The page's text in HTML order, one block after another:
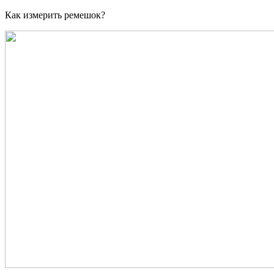
Как измерить ремешок?